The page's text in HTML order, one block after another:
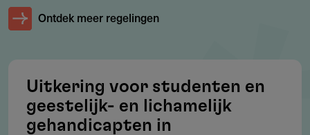
Begroting voor komend studiejaar
Overzicht van de studieresultaten van het afgelopen
Bijlagen
Ontdek meer regelingen
Uitkering voor studenten en
geestelijk- en lichamelijk
gehandicapten in